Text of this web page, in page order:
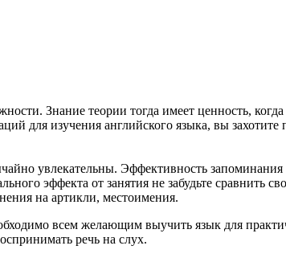
Знание теории тогда имеет ценность,
для изучения английского языка, вы захотите
увлекательны. Эффективность
эффекта от занятия не забудьте сравнить
на артикли, местоимения.
всем желающим выучить язык для
речь на слух.